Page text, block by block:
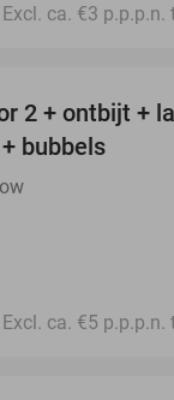
Excl. ca. €3
2 + ontbijt +
bubbels
Excl. ca. €5